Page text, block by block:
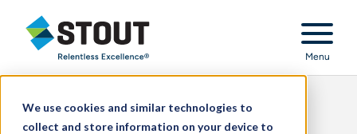
We use cookies and similar technologies to
collect and store information on your device to
Stout Relentless Excellence
Menu